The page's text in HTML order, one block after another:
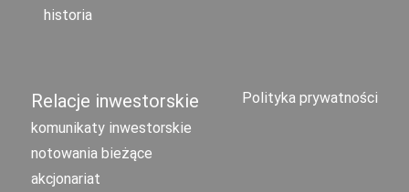
historia
Relacje inwestorskie
komunikaty inwestorskie
notowania bieżące
akcjonariat
Polityka prywatności